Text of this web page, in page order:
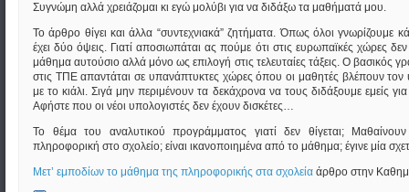
Συγνώμη αλλά χρειάζομαι κι εγώ μολύβι για να διδάξω τα μαθήματά μου.
Το άρθρο θίγει και άλλα “συντεχνιακά” ζητήματα. Όπως όλοι γνωρίζουμε
έχει δύο όψεις. Γιατί αποσιωπάται ας πούμε ότι στις ευρωπαϊκές χώρες
μάθημα αυτούσιο αλλά μόνο ως επιλογή στις τελευταίες τάξεις. Ο βασικός
στις ΤΠΕ απαντάται σε υπανάπτυκτες χώρες όπου οι μαθητές βλέπουν τον
με το κιάλι. Σιγά μην περιμένουν τα δεκάχρονα να τους διδάξουμε εμείς για
Αφήστε που οι νέοι υπολογιστές δεν έχουν δισκέτες…
Το θέμα του αναλυτικού προγράμματος γιατί δεν θίγεται;
πληροφορική στο σχολείο; είναι ικανοποιημένα από το μάθημα; έγινε μία
Μετ’ εμποδίων το μάθημα της πληροφορικής στα σχολεία άρθρο στην